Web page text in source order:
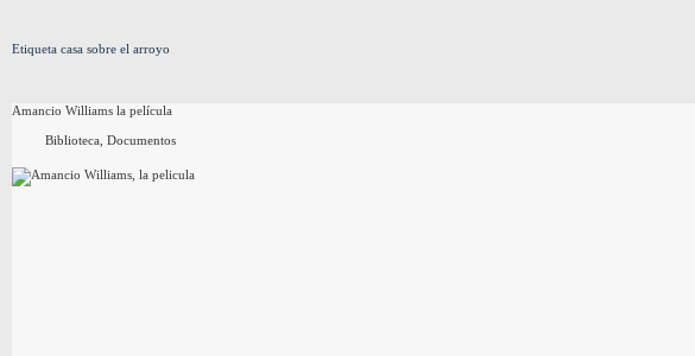
Etiqueta casa sobre el arroyo
Amancio Williams la película
Biblioteca, Documentos